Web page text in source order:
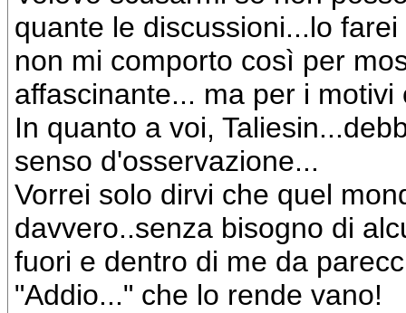
quante le discussioni...lo
non mi comporto così per
affascinante... ma per i motivi
In quanto a voi,
senso d'osservazione...
Vorrei solo dirvi che quel
davvero..senza bisogno di
fuori e dentro di me da
"Addio..." che lo rende vano!